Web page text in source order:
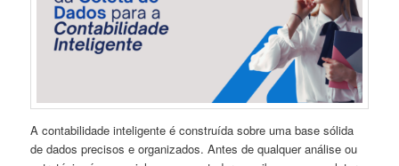
A contabilidade inteligente é construída sobre uma base sólida
de dados precisos e organizados. Antes de qualquer análise ou